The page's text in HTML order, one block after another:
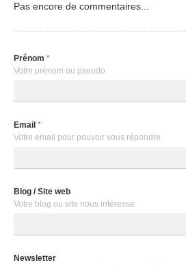
Pas encore de commentaires...
Prénom *
Votre prénom ou pseudo
Email *
Votre email pour pouvoir vous répondre
Blog / Site web
Votre blog ou site nous intéresse
Newsletter